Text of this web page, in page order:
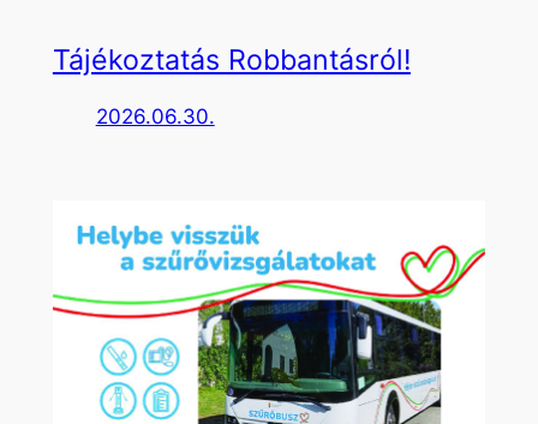
Tájékoztatás Robbantásról!
2026.06.30.